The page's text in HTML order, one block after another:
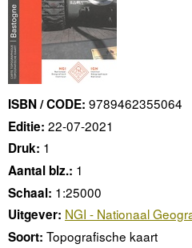
ISBN / CODE: 9789462355064
Editie: 22-07-2021
Druk: 1
Aantal blz.: 1
Schaal: 1:25000
Uitgever: NGI - Nationaal
Soort: Topografische kaart